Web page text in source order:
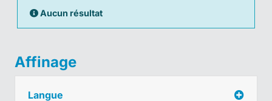
Aucun résultat
Affinage
Langue